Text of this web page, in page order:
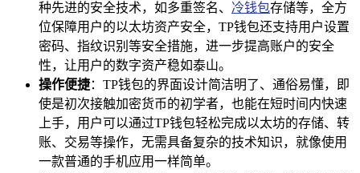
种先进的安全技术，如多重签名、 冷钱包存储等，全方
位保障用户的以太坊资产安全，TP钱包还支持用户设置
密码、指纹识别等安全措施，进一步提高账户的安全
性，让用户的数字资产稳如泰山。
操作便捷：TP钱包的界面设计简洁明了、通俗易懂，即
使是初次接触加密货币的初学者，也能在短时间内快速
上手，用户可以通过TP钱包轻松完成以太坊的存储、转
账、交易等操作，无需具备复杂的技术知识，就像使用
一款普通的手机应用一样简单。